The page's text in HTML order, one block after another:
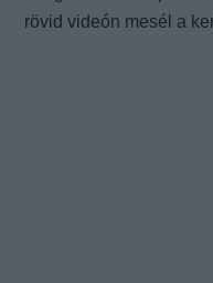
rövid videón mesél a